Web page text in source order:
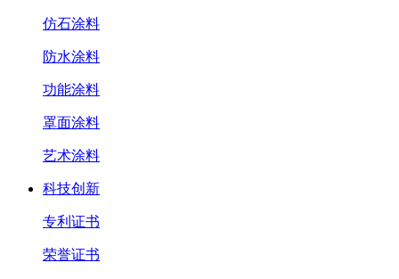
仿石涂料
防水涂料
功能涂料
罩面涂料
艺术涂料
科技创新
专利证书
荣誉证书